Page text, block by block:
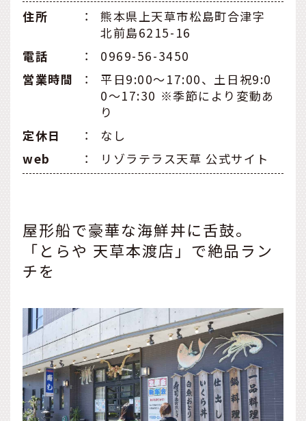
住所
：
熊本県上天草市松島町合津字
北前島6215-16
電話
：
0969-56-3450
営業時間
：
平日9:00～17:00、土日祝9:0
0～17:30 ※季節により変動あ
り
定休日
：
なし
web
： リゾラテラス天草 公式サイト
屋形船で豪華な海鮮丼に舌鼓。
「とらや 天草本渡店」で絶品ラン
チを